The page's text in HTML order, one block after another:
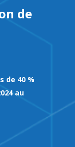
de
de 40 %
au